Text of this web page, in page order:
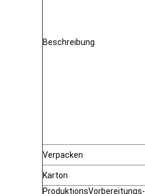
Beschreibung
Verpacken
Karton
ProduktionsVorbereitungs-